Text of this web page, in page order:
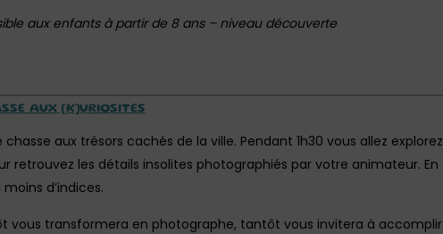
aux enfants à partir de 8 ans – niveau découverte
AUX [K]URIOSITES
aux trésors cachés de la ville. Pendant 1h30 vous allez explorez
retrouvez les détails insolites photographiés par votre animateur. En
d’indices.
vous transformera en photographe, tantôt vous invitera à accomplir